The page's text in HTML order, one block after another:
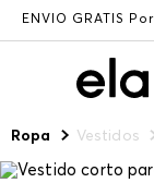
ENVÍO GRATIS
Ropa Vestidos